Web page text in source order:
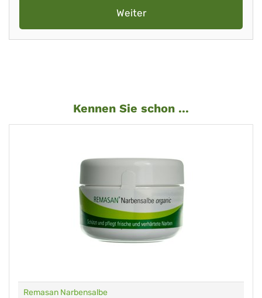
Weiter
Kennen Sie schon ...
RemastinVet - Globuli für Tiere